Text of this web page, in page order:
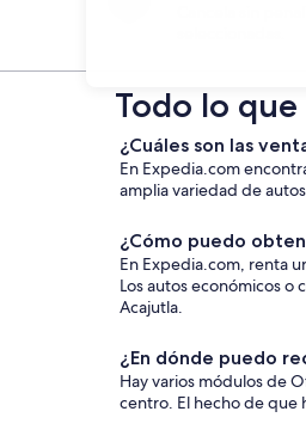
Todo lo
¿Cuáles son las
En Expedia.com
amplia variedad de
¿Cómo puedo
En Expedia.com, renta
Los autos económicos
Acajutla.
¿En dónde puedo
Hay varios módulos de
centro. El hecho de que